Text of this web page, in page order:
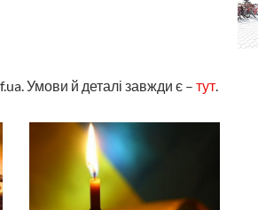
Умови й деталі завжди є – тут.